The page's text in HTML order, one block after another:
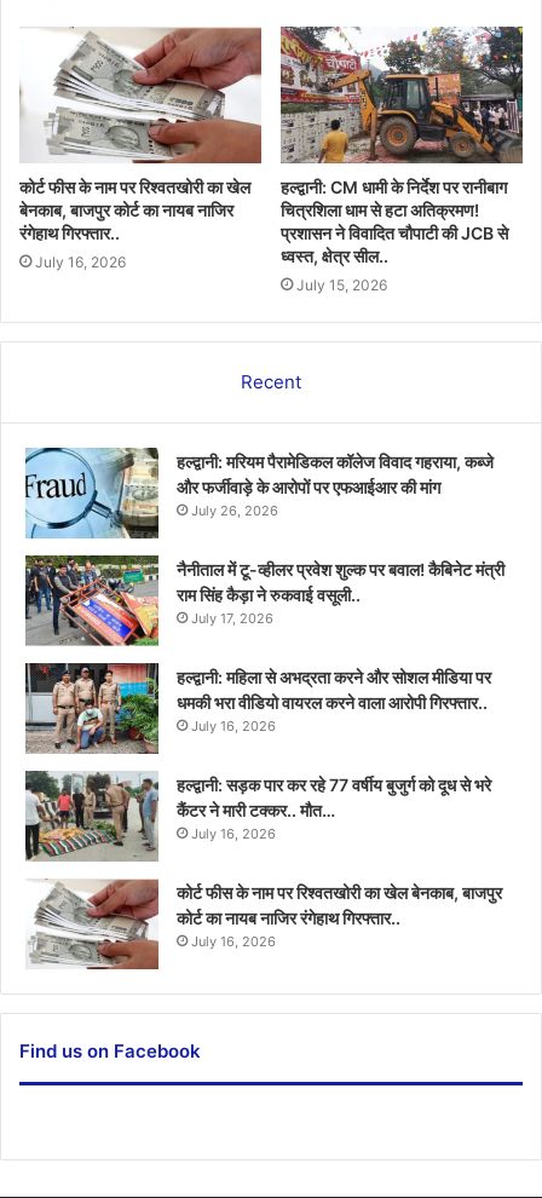
कोर्ट फीस के नाम पर रिश्वतखोरी का खेल
बेनकाब, बाजपुर कोर्ट का नायब नाजिर
रंगेहाथ गिरफ्तार..
July 16, 2026
हल्द्वानी: CM धामी के निर्देश पर रानीबाग
चित्रशिला धाम से हटा अतिक्रमण!
प्रशासन ने विवादित चौपाटी की JCB से
ध्वस्त, क्षेत्र सील..
July 15, 2026
Recent
हल्द्वानी: मरियम पैरामेडिकल कॉलेज विवाद गहराया, कब्जे
और फर्जीवाड़े के आरोपों पर एफआईआर की मांग
July 26, 2026
नैनीताल में टू-व्हीलर प्रवेश शुल्क पर बवाल! कैबिनेट मंत्री
राम सिंह कैड़ा ने रुकवाई वसूली..
July 17, 2026
हल्द्वानी: महिला से अभद्रता करने और सोशल मीडिया पर
धमकी भरा वीडियो वायरल करने वाला आरोपी गिरफ्तार..
July 16, 2026
हल्द्वानी: सड़क पार कर रहे 77 वर्षीय बुजुर्ग को दूध से भरे
कैंटर ने मारी टक्कर.. मौत…
July 16, 2026
कोर्ट फीस के नाम पर रिश्वतखोरी का खेल बेनकाब, बाजपुर
कोर्ट का नायब नाजिर रंगेहाथ गिरफ्तार..
July 16, 2026
Find us on Facebook